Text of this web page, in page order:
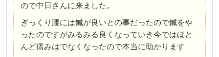
ので中日さんに来ました。
ぎっくり腰には鍼が良いとの事だったので鍼をや
ったのですがみるみる良くなっていき今ではほと
んど痛みはでなくなったので本当に助かります